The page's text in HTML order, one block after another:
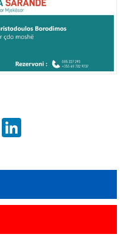
Threads